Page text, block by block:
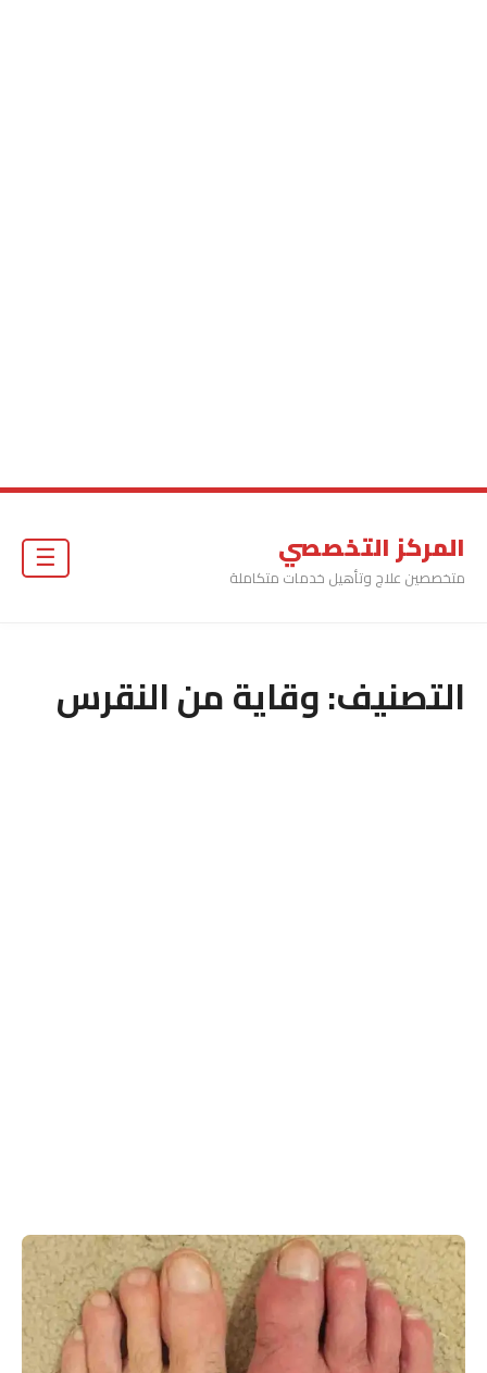
المركز التخصصي
متخصصين علاج وتأهيل خدمات متكاملة
التصنيف:وقاية من النقرس